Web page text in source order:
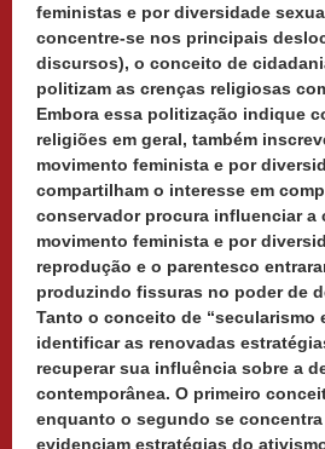
feministas e por diversidade
concentre-se nos principais
discursos), o conceito de
politizam as crenças religiosas
Embora essa politização indique
religiões em geral, também
movimento feminista e por
compartilham o interesse em
conservador procura influenciar
movimento feminista e por
reprodução e o parentesco
produzindo fissuras no poder de
Tanto o conceito de “secularismo
identificar as renovadas
recuperar sua influência sobre a
contemporânea. O primeiro
enquanto o segundo se
evidenciam estratégias do